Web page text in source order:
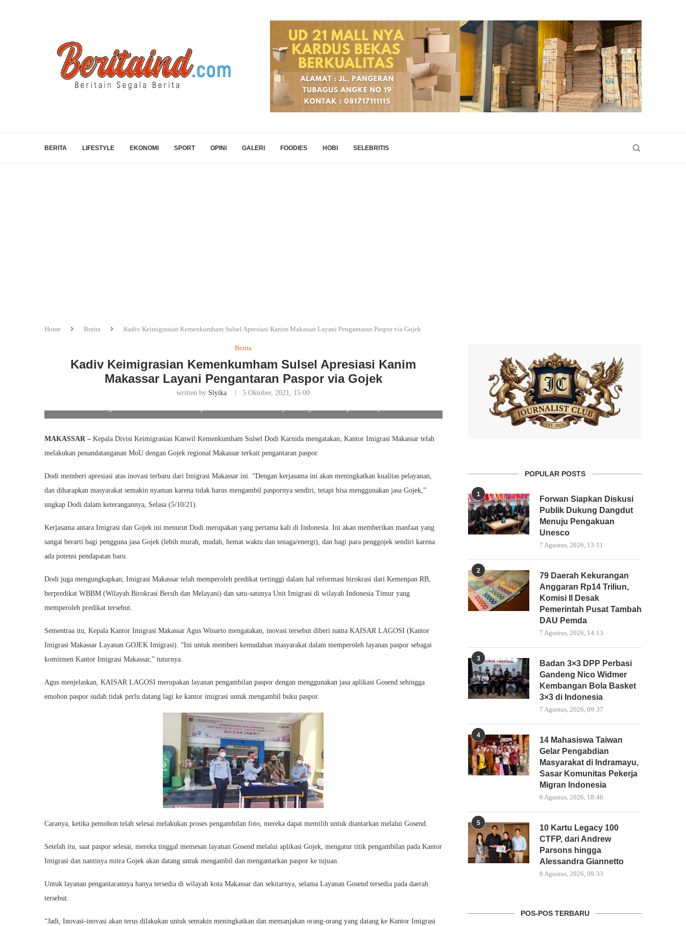
BERITA LIFESTYLE EKONOMI SPORT OPINI GALERI FOODIES HOBI SELEBRITIS
Home Berita Kadiv Keimigrasian Kemenkumham Sulsel Apresiasi Kanim Makassar Layani Pengantaran Paspor via Gojek
Berita
Kadiv Keimigrasian Kemenkumham Sulsel Apresiasi Kanim
Makassar Layani Pengantaran Paspor via Gojek
written by Slyika
5 Oktober, 2021, 15:00
MAKASSAR – Kepala Divisi Keimigrasian Kanwil Kemenkumham Sulsel Dodi Karnida mengatakan, Kantor Imigrasi Makassar telah
melakukan penandatanganan MoU dengan Gojek regional Makassar terkait pengantaran paspor.
Dodi memberi apresiasi atas inovasi terbaru dari Imigrasi Makassar ini. “Dengan kerjasama ini akan meningkatkan kualitas pelayanan,
dan diharapkan masyarakat semakin nyaman karena tidak harus mengambil paspornya sendiri, tetapi bisa menggunakan jasa Gojek,”
ungkap Dodi dalam keterangannya, Selasa (5/10/21).
Kerjasama antara Imigrasi dan Gojek ini menurut Dodi merupakan yang pertama kali di Indonesia. Ini akan memberikan manfaat yang
sangat berarti bagi pengguna jasa Gojek (lebih murah, mudah, hemat waktu dan tenaga/energi), dan bagi para penggojek sendiri karena
ada potensi pendapatan baru.
Dodi juga mengungkapkan, Imigrasi Makassar telah memperoleh predikat tertinggi dalam hal reformasi birokrasi dari Kemenpan RB,
berpredikat WBBM (Wilayah Birokrasi Bersih dan Melayani) dan satu-satunya Unit Imigrasi di wilayah Indonesia Timur yang
memperoleh predikat tersebut.
Sementraa itu, Kepala Kantor Imigrasi Makassar Agus Winarto mengatakan, inovasi tersebut diberi nama KAISAR LAGOSI (Kantor
Imigrasi Makassar Layanan GOJEK Imigrasi). “Ini untuk memberi kemudahan masyarakat dalam memperoleh layanan paspor sebagai
komitmen Kantor Imigrasi Makassar,” tuturnya.
Agus menjelaskan, KAISAR LAGOSI merupakan layanan pengambilan paspor dengan menggunakan jasa aplikasi Gosend sehingga
emohon paspor sudah tidak perlu datang lagi ke kantor imigrasi untuk mengambil buku paspor.
Caranya, ketika pemohon telah selesai melakukan proses pengambilan foto, mereka dapat memilih untuk diantarkan melalui Gosend.
Setelah itu, saat paspor selesai, mereka tinggal memesan layanan Gosend melalui aplikasi Gojek, mengatur titik pengambilan pada Kantor
Imigrasi dan nantinya mitra Gojek akan datang untuk mengambil dan mengantarkan paspor ke tujuan.
Untuk layanan pengantarannya hanya tersedia di wilayah kota Makassar dan sekitarnya, selama Layanan Gosend tersedia pada daerah
tersebut.
“Jadi, Inovasi-inovasi akan terus dilakukan untuk semakin meningkatkan dan memanjakan orang-orang yang datang ke Kantor Imigrasi
POPULAR POSTS
1
Forwan Siapkan Diskusi
Publik Dukung Dangdut
Menuju Pengakuan
Unesco
7 Agustus, 2026, 13:11
2
79 Daerah Kekurangan
Anggaran Rp14 Triliun,
Komisi II Desak
Pemerintah Pusat Tambah
DAU Pemda
7 Agustus, 2026, 14:13
3
Badan 3×3 DPP Perbasi
Gandeng Nico Widmer
Kembangan Bola Basket
3×3 di Indonesia
7 Agustus, 2026, 09:37
4
14 Mahasiswa Taiwan
Gelar Pengabdian
Masyarakat di Indramayu,
Sasar Komunitas Pekerja
Migran Indonesia
6 Agustus, 2026, 18:46
5
10 Kartu Legacy 100
CTFP, dari Andrew
Parsons hingga
Alessandra Giannetto
8 Agustus, 2026, 09:33
POS-POS TERBARU